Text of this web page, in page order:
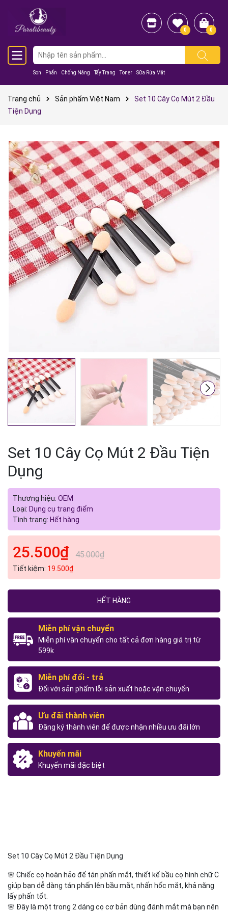
Son Phấn Chống Nắng Tẩy Trang Toner Sữa Rửa Mặt
0 0
Trang chủ Sản phẩm Việt Nam
Set 10 Cây Cọ Mút 2 Đầu
Tiện Dụng
Set 10 Cây Cọ Mút 2 Đầu Tiện
Dụng
Thương hiệu: OEM
Loại: Dụng cụ trang điểm
Tình trạng: Hết hàng
25.500₫ 45.000₫
Tiết kiệm: 19.500₫
HẾT HÀNG
Miễn phí vận chuyển
Miễn phí vận chuyển cho tất cả đơn hàng giá trị từ
599k
Miễn phí đổi - trả
Đối với sản phẩm lỗi sản xuất hoặc vận chuyển
Ưu đãi thành viên
Đăng ký thành viên để được nhận nhiều ưu đãi lớn
Khuyến mãi
Khuyến mãi đặc biệt
Mã giảm giá:
Ngày hết hạn:
Điều kiện:
Set 10 Cây Cọ Mút 2 Đầu Tiện Dụng
🌸 Chiếc cọ hoàn hảo để tán phấn mắt, thiết kế bầu cọ hình chữ C
giúp bạn dễ dàng tán phấn lên bầu mắt, nhấn hốc mắt, khả năng
lấy phấn tốt.
🌸 Đây là một trong 2 dáng cọ cơ bản dùng đánh mắt mà bạn nên